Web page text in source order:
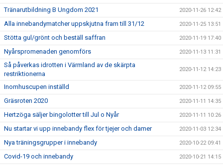
Tränarutbildning B Ungdom 2021 2020-11-26 12:42
Alla innebandymatcher uppskjutna fram till 31/12 2020-11-25 13:51
Stötta gul/grönt och beställ saffran 2020-11-19 17:40
Nyårspromenaden genomförs 2020-11-13 11:31
Så påverkas idrotten i Värmland av de skärpta
restriktionerna
2020-11-12 14:23
Inomhuscupen inställd 2020-11-12 09:55
Gräsroten 2020 2020-11-11 14:35
Hertzöga säljer bingolotter till Jul o Nyår 2020-11-11 10:26
Nu startar vi upp innebandy flex för tjejer och damer 2020-11-03 12:34
Nya träningsgrupper i innebandy 2020-10-22 09:41
Covid-19 och innebandy 2020-10-21 14:15